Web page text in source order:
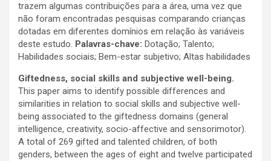
trazem algumas contribuições para a área, uma vez que
não foram encontradas pesquisas comparando crianças
dotadas em diferentes domínios em relação às variáveis
deste estudo. Palavras-chave: Dotação; Talento;
Habilidades sociais; Bem-estar subjetivo; Altas habilidades
Giftedness, social skills and subjective well-being.
This paper aims to identify possible differences and
similarities in relation to social skills and subjective well-
being associated to the giftedness domains (general
intelligence, creativity, socio-affective and sensorimotor).
A total of 269 gifted and talented children, of both
genders, between the ages of eight and twelve participated